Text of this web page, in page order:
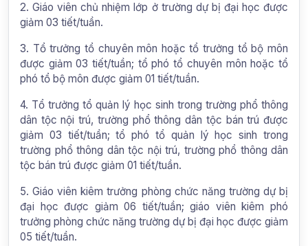
2. Giáo viên chủ nhiệm lớp ở trường dự bị đại học được
giảm 03 tiết/tuần.
3. Tổ trưởng tổ chuyên môn hoặc tổ trưởng tổ bộ môn
được giảm 03 tiết/tuần; tổ phó tổ chuyên môn hoặc tổ
phó tổ bộ môn được giảm 01 tiết/tuần.
4. Tổ trưởng tổ quản lý học sinh trong trường phổ thông
dân tộc nội trú, trường phổ thông dân tộc bán trú được
giảm 03 tiết/tuần; tổ phó tổ quản lý học sinh trong
trường phổ thông dân tộc nội trú, trường phổ thông dân
tộc bán trú được giảm 01 tiết/tuần.
5. Giáo viên kiêm trưởng phòng chức năng trường dự bị
đại học được giảm 06 tiết/tuần; giáo viên kiêm phó
trưởng phòng chức năng trường dự bị đại học được giảm
05 tiết/tuần.